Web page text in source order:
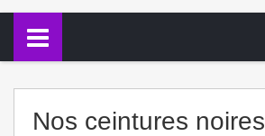
Nos ceintures noires